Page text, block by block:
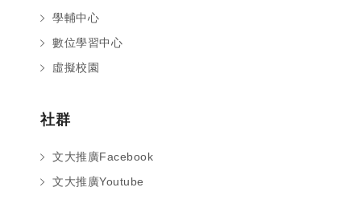
學輔中心
數位學習中心
虛擬校園
社群
文大推廣Facebook
文大推廣Youtube